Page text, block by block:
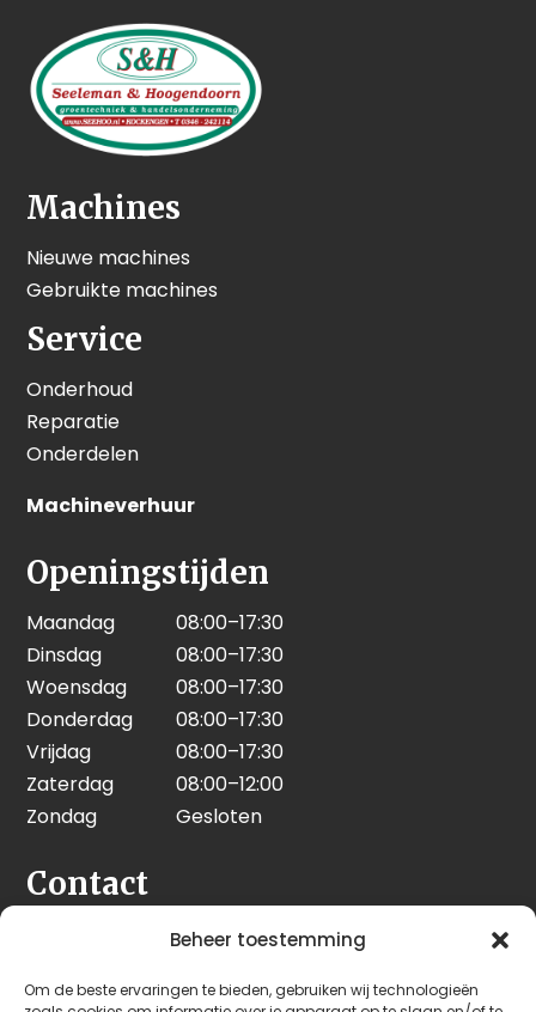
Beheer toestemming
Om de beste ervaringen te bieden, gebruiken wij technologieën
Machines
Nieuwe machines
Gebruikte machines
Service
Onderhoud
Reparatie
Onderdelen
Machineverhuur
Openingstijden
Maandag
08:00–17:30
Dinsdag
08:00–17:30
Woensdag
08:00–17:30
Donderdag
08:00–17:30
Vrijdag
08:00–17:30
Zaterdag
08:00–12:00
Zondag
Gesloten
Contact
Seeleman & Hoogendoorn
3628 GD Kockengen